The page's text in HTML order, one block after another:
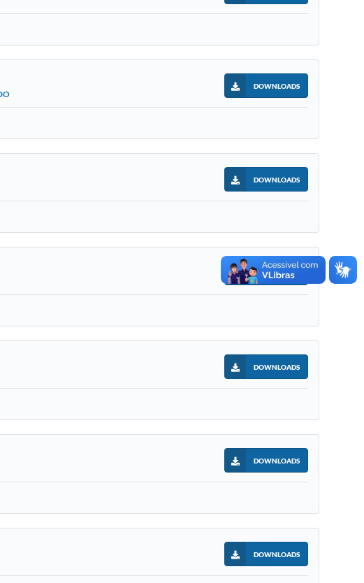
DOWNLOADS
DOWNLOADS
DOWNLOADS
DOWNLOADS
DOWNLOADS
DOWNLOADS